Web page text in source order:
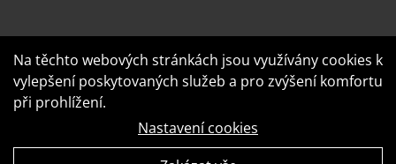
Na těchto webových stránkách jsou využívány cookies k
vylepšení poskytovaných služeb a pro zvýšení komfortu
při prohlížení.
Nastavení cookies